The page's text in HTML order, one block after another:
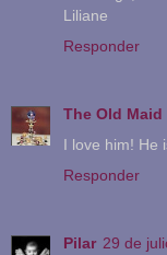
Liliane
Responder
The Old Maid
I love him! He
Responder
Pilar 29 de